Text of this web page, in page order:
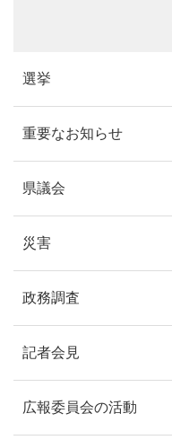
選挙
重要なお知らせ
県議会
災害
政務調査
記者会見
広報委員会の活動